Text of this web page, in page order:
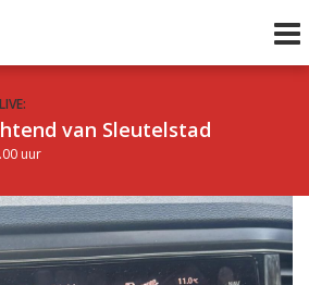
van Sleutelstad
uur
uur 1 van 0 Volgend uur